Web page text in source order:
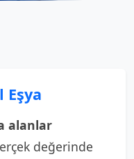
Eşya
alanlar
değerinde